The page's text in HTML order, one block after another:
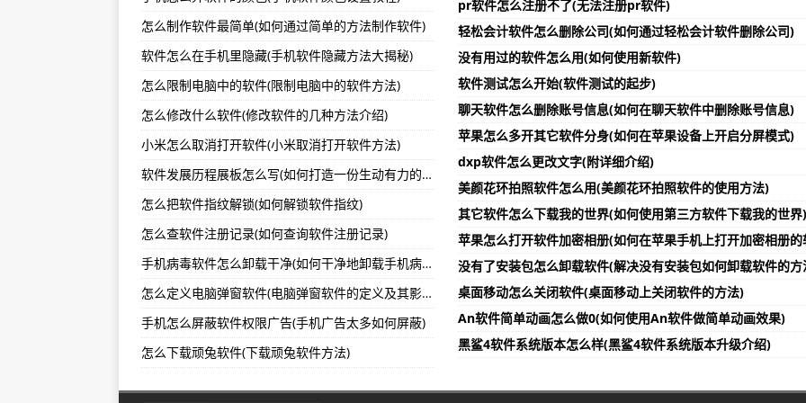
怎么隐藏电脑主页软件(如何隐藏电脑主页软件)
怎么不让苹果手机软件访问(阻止苹果手机软件访问的方法)
怎么检测重复安装的软件(检测重复安装的软件)
pr软件怎么注册不了(无法注册pr软件)
轻松会计软件怎么删除公司(如何通过轻松会计软件删除公司)
没有用过的软件怎么用(如何使用新软件)
软件测试怎么开始(软件测试的起步)
聊天软件怎么删除账号信息(如何在聊天软件中删除账号信息)
苹果怎么多开其它软件分身(如何在苹果设备上开启分屏模式)
dxp软件怎么更改文字(附详细介绍)
美颜花环拍照软件怎么用(美颜花环拍照软件的使用方法)
其它软件怎么下载我的世界(如何使用第三方软件下载我的世界)
苹果怎么打开软件加密相册(如何在苹果手机上打开加密相册的
没有了安装包怎么卸载软件(解决没有安装包如何卸载软件的方
桌面移动怎么关闭软件(桌面移动上关闭软件的方法)
An软件简单动画怎么做0(如何使用An软件做简单动画效果)
黑鲨4软件系统版本怎么样(黑鲨4软件系统版本升级介绍)
怎么制作软件最简单(如何通过简单的方法制作软件)
软件怎么在手机里隐藏(手机软件隐藏方法大揭秘)
怎么限制电脑中的软件(限制电脑中的软件方法)
怎么修改什么软件(修改软件的几种方法介绍)
小米怎么取消打开软件(小米取消打开软件方法)
软件发展历程展板怎么写(如何打造一份生动有力的软件发展历程展板)
怎么把软件指纹解锁(如何解锁软件指纹)
怎么查软件注册记录(如何查询软件注册记录)
手机病毒软件怎么卸载干净(如何干净地卸载手机病毒软件)
怎么定义电脑弹窗软件(电脑弹窗软件的定义及其影响)
手机怎么屏蔽软件权限广告(手机广告太多如何屏蔽)
怎么下载顽兔软件(下载顽兔软件方法)